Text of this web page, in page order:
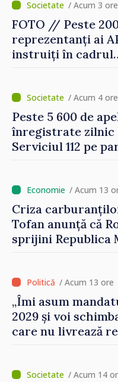
/ Acum 3 ore
FOTO // Peste
reprezentanți ai
instruiți în cadrul
două regulamente
domeniu
/ Acum 4 ore
Peste 5 600 de
înregistrate zilnic
Serviciul 112 pe
ambulanța/ Acum 13
Criza
Tofan anunță că
sprijini Republica
/ Acum 13 ore
„Îmi asum
2029 și voi
care nu livrează
/ Acum 14